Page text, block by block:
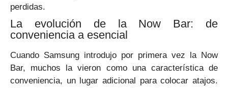
perdidas.
La evolución de la Now Bar: de
conveniencia a esencial
Cuando Samsung introdujo por primera vez la Now
Bar, muchos la vieron como una característica de
conveniencia, un lugar adicional para colocar atajos.